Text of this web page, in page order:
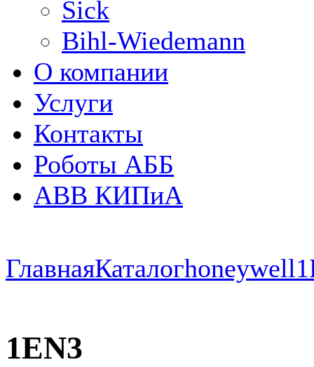
Sick
Bihl-Wiedemann
О компании
Услуги
Контакты
Роботы АББ
ABB КИПиА
ГлавнаяКаталогhoneywell
1EN3